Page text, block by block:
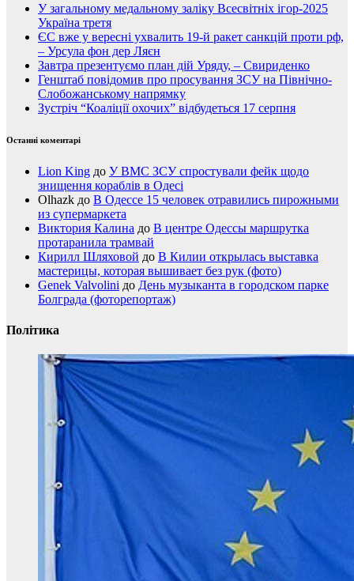
У загальному медальному заліку Всесвітніх ігор-2025
Україна третя
ЄС вже у вересні ухвалить 19-й ракет санкцій проти рф,
– Урсула фон дер Ляєн
Завтра презентуємо план дій Уряду, – Свириденко
Генштаб повідомив про просування ЗСУ на Північно-
Слобожанському напрямку
Зустріч “Коаліції охочих” відбудеться 17 серпня
Останні коментарі
Lion King до У ВМС ЗСУ спростували фейк щодо
знищення кораблів в Одесі
Olhazk до В Одессе 15 человек отравились пирожными
из супермаркета
Виктория Калина до В центре Одессы маршрутка
протаранила трамвай
Кирилл Шляховой до В Килии открылась выставка
мастерицы, которая вышивает без рук (фото)
Genek Valvolini до День музыканта в городском парке
Болграда (фоторепортаж)
Політика